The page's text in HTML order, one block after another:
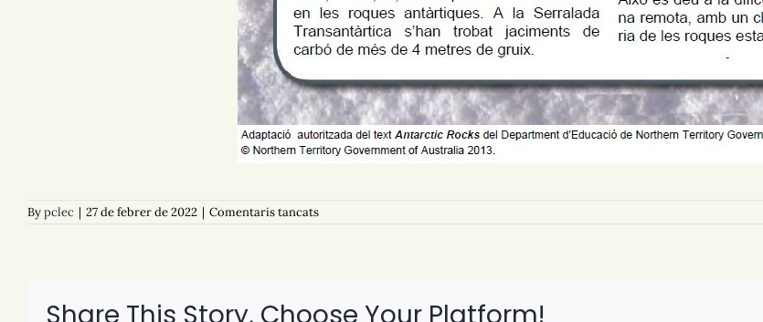
Bypclec | 27 de febrer de 2022 | Comentaris tancatsa